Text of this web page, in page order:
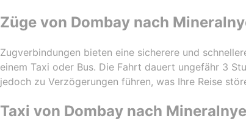
Züge von Dombay nach
Zugverbindungen bieten eine sicherere und
einem Taxi oder Bus. Die Fahrt dauert ungefähr 3
jedoch zu Verzögerungen führen, was Ihre Reise
Taxi von Dombay nach